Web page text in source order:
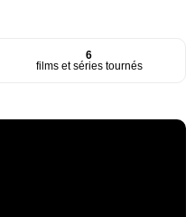
6
films et séries tournés